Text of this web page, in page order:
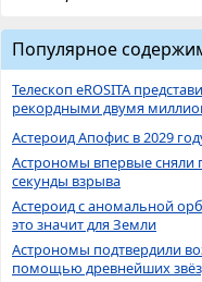
Популярное
Телескоп eROSITA
рекордными двумя
Астероид Апофис в 2029
Астрономы впервые сняли
секунды взрыва
Астероид с аномальной
это значит для Земли
Астрономы подтвердили
помощью древнейших